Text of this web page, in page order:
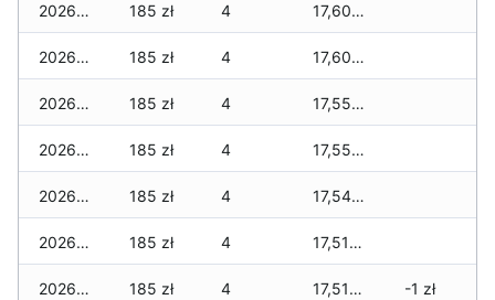
2026-07-21 185 zł 4 17,600 zł
2026-07-20 185 zł 4 17,600 zł
2026-07-18 185 zł 4 17,550 zł
2026-07-17 185 zł 4 17,550 zł
2026-07-16 185 zł 4 17,545 zł
2026-07-15 185 zł 4 17,515 zł
2026-07-14 185 zł 4 17,515 zł -1 zł